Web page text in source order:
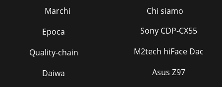
Marchi
Chi siamo
Epoca
Quality-chain
Daiwa
Sony CDP-CX55
M2tech hiFace Dac
Asus Z97